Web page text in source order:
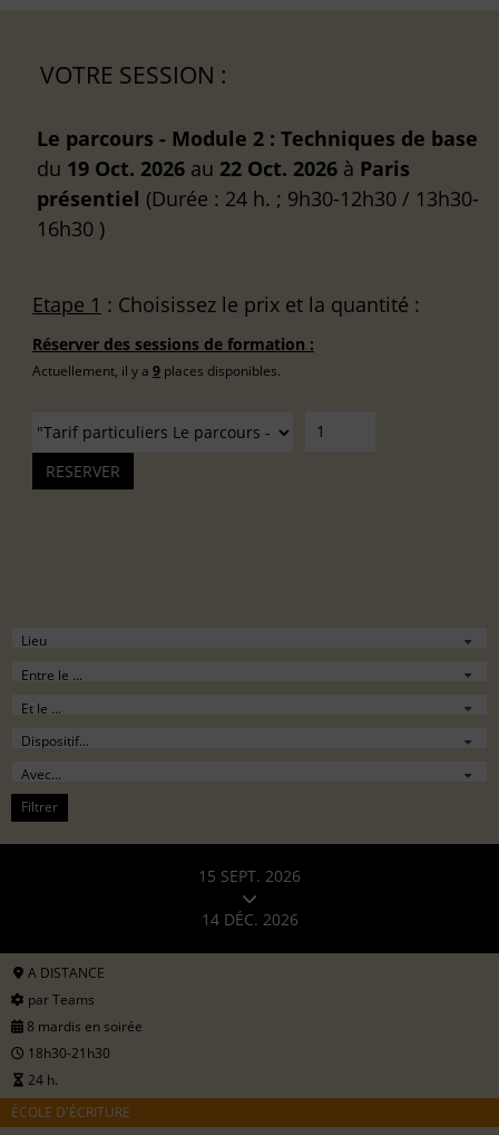
VOTRE SESSION :
Le parcours - Module 2 : Techniques de base
du 19 Oct. 2026 au 22 Oct. 2026 à Paris
présentiel (Durée : 24 h. ; 9h30-12h30 / 13h30-
16h30 )
Etape 1 : Choisissez le prix et la quantité :
Réserver des sessions de formation :
Actuellement, il y a 9 places disponibles.
Filtrer
15 SEPT. 2026
14 DÉC. 2026
A DISTANCE
par Teams
8 mardis en soirée
18h30-21h30
24 h.
ÉCOLE D'ÉCRITURE